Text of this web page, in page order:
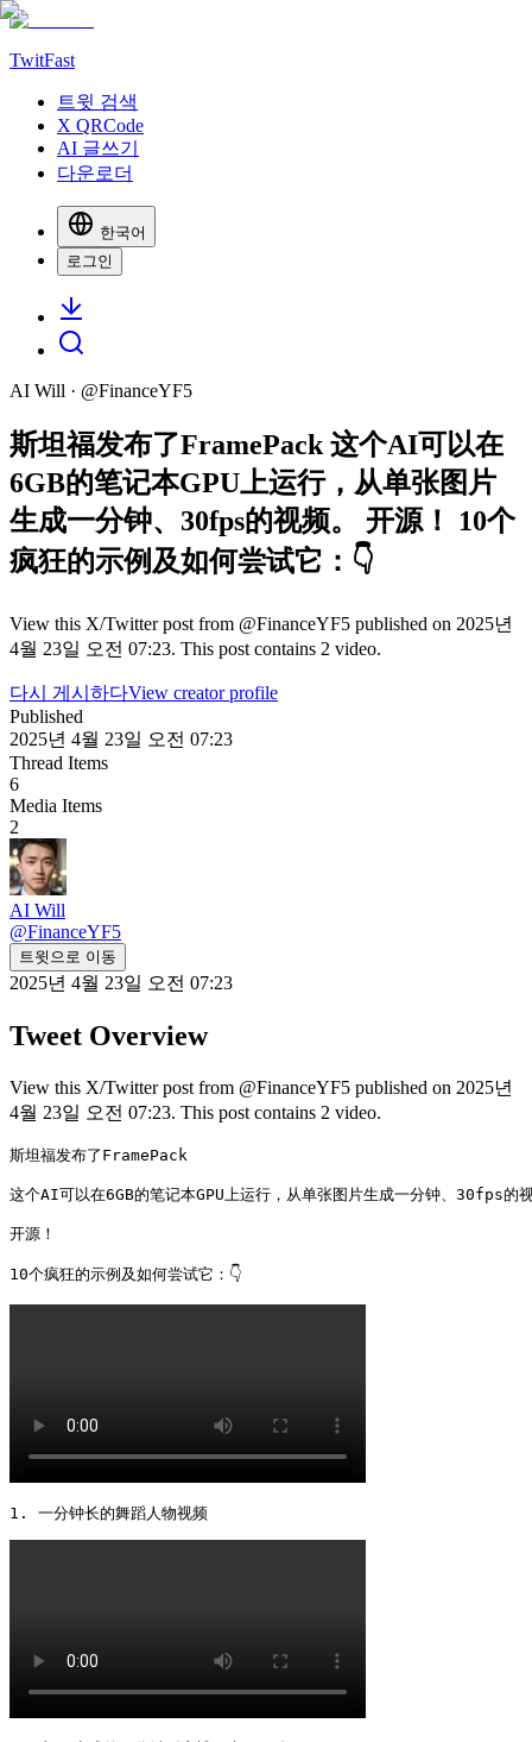
TwitFast
트윗 검색
X QRCode
AI 글쓰기
다운로더
한국어
로그인
AI Will · @FinanceYF5
斯坦福发布了FramePack 这个AI可以在
6GB的笔记本GPU上运行，从单张图片
生成一分钟、30fps的视频。 开源！ 10个
疯狂的示例及如何尝试它：👇
View this X/Twitter post from @FinanceYF5 published on 2025년
4월 23일 오전 07:23. This post contains 2 video.
다시 게시하다View creator profile
Published
2025년 4월 23일 오전 07:23
Thread Items
6
Media Items
2
AI Will
@FinanceYF5
트윗으로 이동
2025년 4월 23일 오전 07:23
Tweet Overview
View this X/Twitter post from @FinanceYF5 published on 2025년
4월 23일 오전 07:23. This post contains 2 video.
斯坦福发布了FramePack
这个AI可以在6GB的笔记本GPU上运行，从单张图片生成一分钟、30fps的
开源！
10个疯狂的示例及如何尝试它：👇